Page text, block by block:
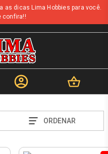
as dicas Lima Hobbies para você.
confira!!
ORDENAR